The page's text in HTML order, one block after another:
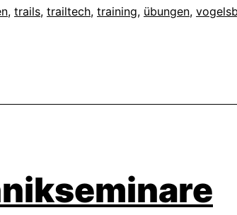
, trails, trailtech, training, übungen,